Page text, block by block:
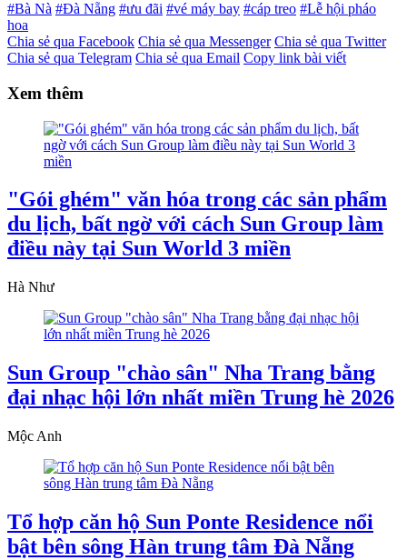
#Bà Nà #Đà Nẵng #ưu đãi #vé máy bay #cáp treo #Lễ hội pháo
hoa
Chia sẻ qua Facebook Chia sẻ qua Messenger Chia sẻ qua Twitter
Chia sẻ qua Telegram Chia sẻ qua Email Copy link bài viết
Xem thêm
"Gói ghém" văn hóa trong các sản phẩm
du lịch, bất ngờ với cách Sun Group làm
điều này tại Sun World 3 miền
Hà Như
Sun Group "chào sân" Nha Trang bằng
đại nhạc hội lớn nhất miền Trung hè 2026
Mộc Anh
Tổ hợp căn hộ Sun Ponte Residence nổi
bật bên sông Hàn trung tâm Đà Nẵng